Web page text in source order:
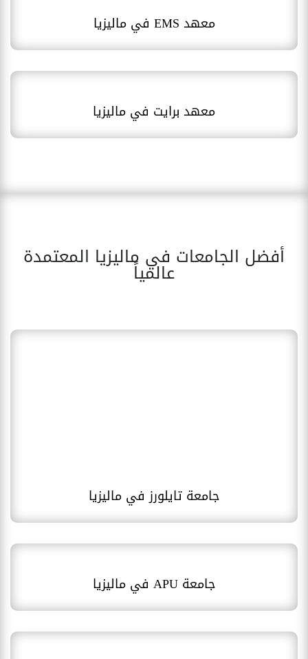
معهد EMS في ماليزيا
معهد برايت في ماليزيا
أفضل الجامعات في ماليزيا المعتمدة
عالمياً
جامعة تايلورز في ماليزيا
جامعة APU في ماليزيا